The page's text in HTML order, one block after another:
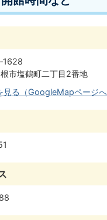
市塩鶴町二丁目2番地
見る（GoogleMapページ